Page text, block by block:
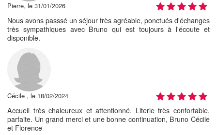
Pierre, le 31/01/2026
Nous avons passsé un séjour très agréable, ponctués d'échanges
très sympathiques avec Bruno qui est toujours à l'écoute et
disponible.
Cécile , le 18/02/2024
Accueil très chaleureux et attentionné. Literie très confortable,
parfaite. Un grand merci et une bonne continuation, Bruno Cécile
et Florence